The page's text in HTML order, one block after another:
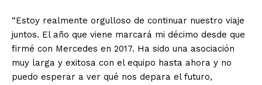
“Estoy realmente orgulloso de continuar nuestro viaje
juntos. El año que viene marcará mi décimo desde que
firmé con Mercedes en 2017. Ha sido una asociación
muy larga y exitosa con el equipo hasta ahora y no
puedo esperar a ver qué nos depara el futuro,